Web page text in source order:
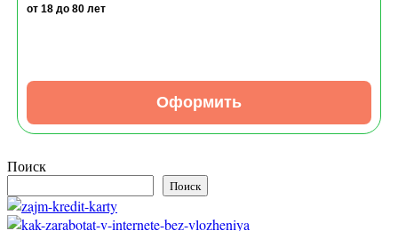
от 18 до 80 лет
Оформить
Поиск
Поиск